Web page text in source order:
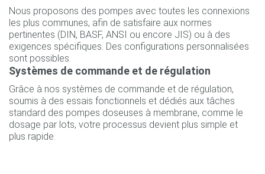
Nous proposons des pompes avec toutes les connexions
les plus communes, afin de satisfaire aux normes
pertinentes (DIN, BASF, ANSI ou encore JIS) ou à des
exigences spécifiques. Des configurations personnalisées
sont possibles.
Systèmes de commande et de régulation
Grâce à nos systèmes de commande et de régulation,
soumis à des essais fonctionnels et dédiés aux tâches
standard des pompes doseuses à membrane, comme le
dosage par lots, votre processus devient plus simple et
plus rapide.